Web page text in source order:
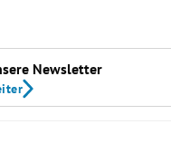
Newsletter